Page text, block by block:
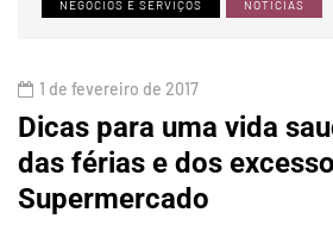
NEGÓCIOS E SERVIÇOS NOTÍCIAS
1 de fevereiro de 2017
Dicas para uma vida
das férias e dos
Supermercado